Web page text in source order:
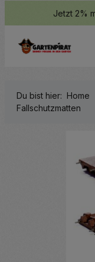
springenJetzt 2%
Du bist hier: Home
Fallschutzmatten